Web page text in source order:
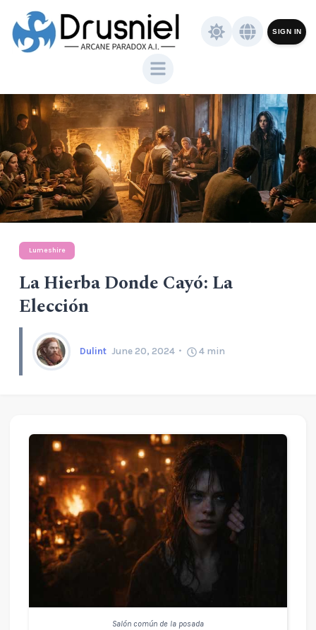
SIGN IN
Lumeshire
La Hierba Donde Cayó: La
Elección
Dulint June 20, 2024 4min
Salón común de la posada